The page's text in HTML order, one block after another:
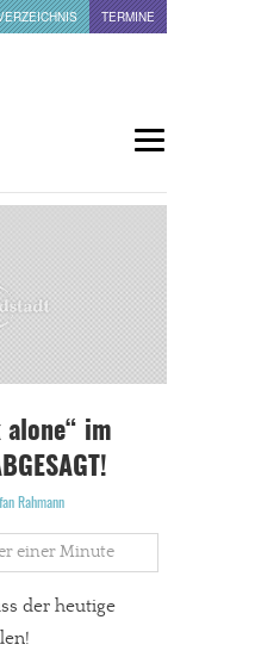
TERMINE
alone“ im
Rahmann
einer Minute
der heutige